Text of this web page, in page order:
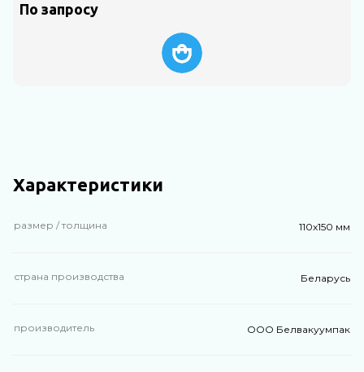
По запросу
Характеристики
размер / толщина 110х150 мм
страна производства Беларусь
производитель ООО Белвакуумпак